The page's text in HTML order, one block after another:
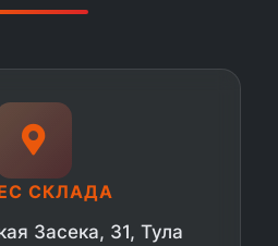
СКЛАДА
Засека, 31, Тула